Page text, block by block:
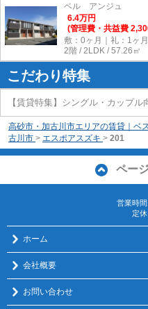
ベル アンジュ
6.4万円
(管理費・共益費
敷：0ヶ月｜礼：1ヶ月
2階 / 2LDK / 57.26㎡
こだわり特集
【賃貸特集】シングル・カップル
高砂市・加古川市エリアの賃貸｜ベ
古川市 > エスポアスズキ > 201
ペー
営業時
定
ホーム
会社概要
お問い合わせ